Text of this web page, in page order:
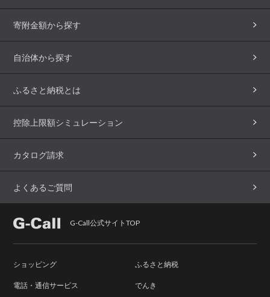
寄附金額から探す
自治体から探す
ふるさと納税とは
控除上限額シミュレーション
カタログ請求
よくあるご質問
G-Call公式サイトTOP
ショッピング ふるさと納税
電話・通信サービス でんき